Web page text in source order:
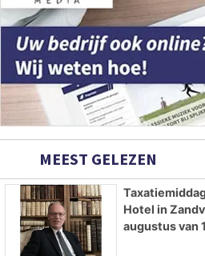
MEEST GELEZEN
Hotel in
augustus van